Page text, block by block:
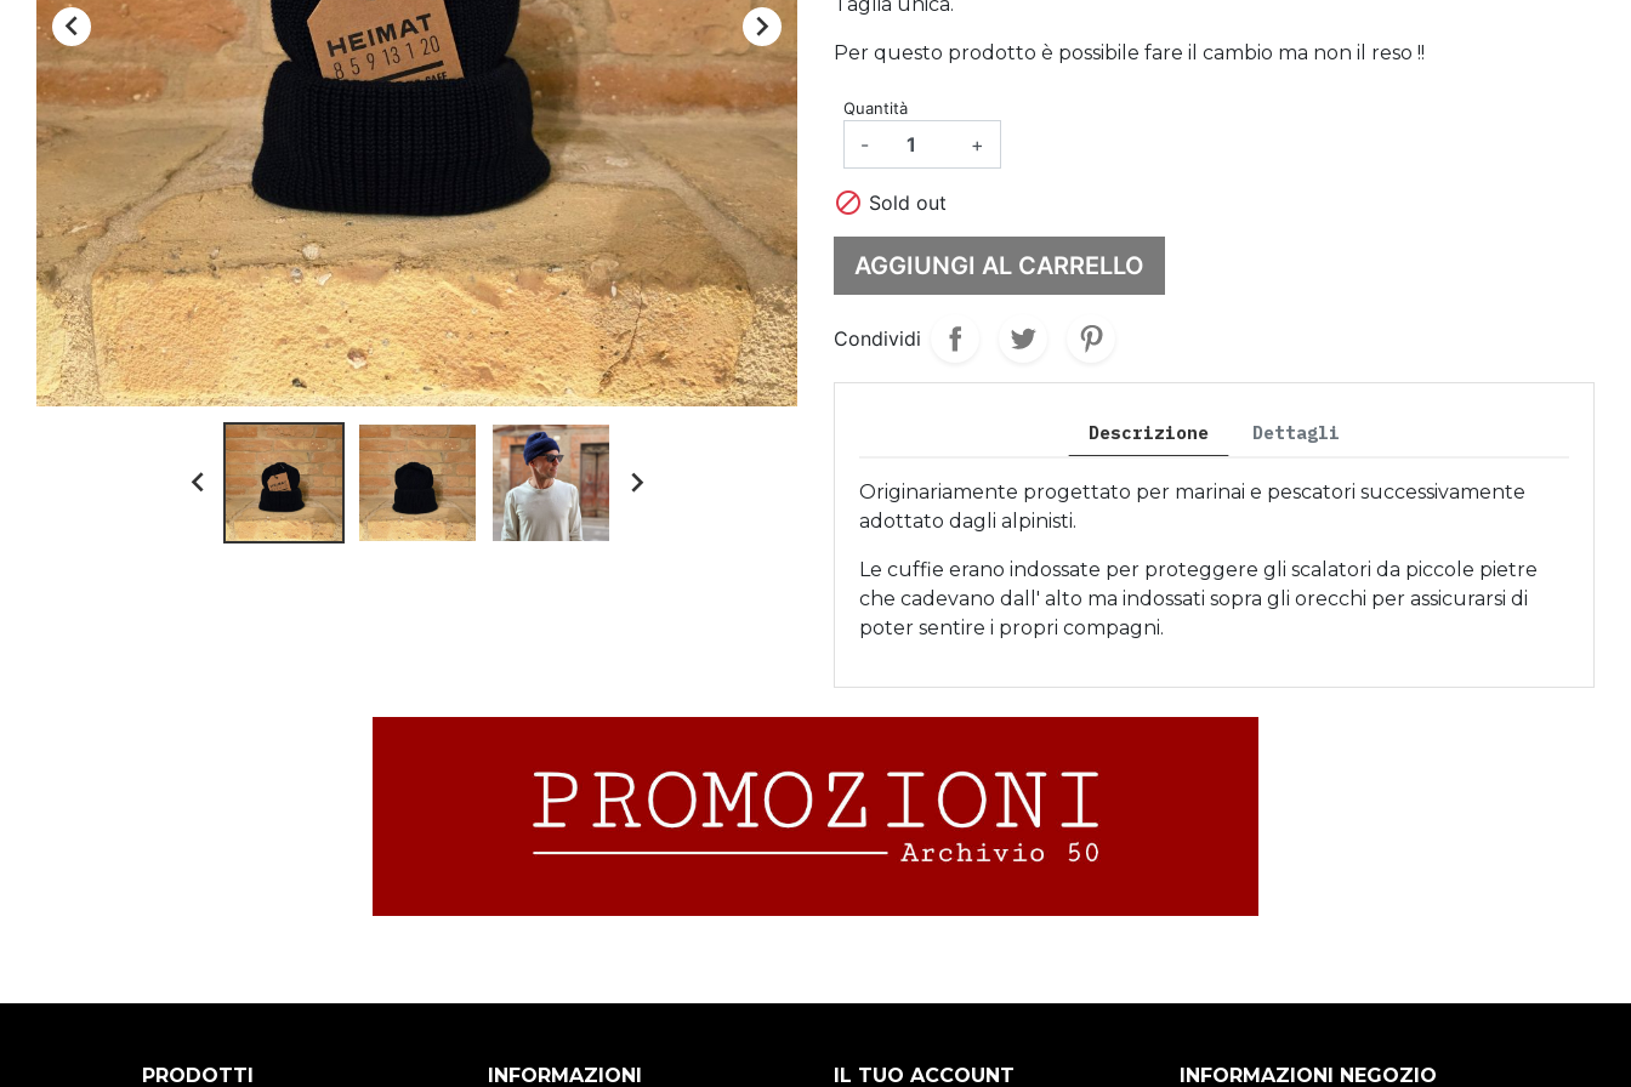
kamakura shirts
la paz
ll bean
scaglione
schott n.y.
sunray sportswear
tela genova
 
 
Per questo prodotto è possibile fare il cambio ma non il reso !!
Quantità
- +
 Sold out
AGGIUNGI AL CARRELLO
Condividi
Descrizione Dettagli
Originariamente progettato per marinai e pescatori successivamente
adottato dagli alpinisti.
Le cuffie erano indossate per proteggere gli scalatori da piccole pietre
che cadevano dall' alto ma indossati sopra gli orecchi per assicurarsi di
poter sentire i propri compagni.
PRODOTTI INFORMAZIONI IL TUO ACCOUNT INFORMAZIONI NEGOZIO